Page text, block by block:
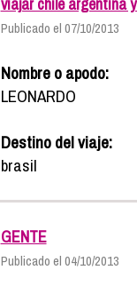
Publicado el 07/10/2013
Nombre o apodo:
LEONARDO
Destino del viaje:
brasil
GENTE
Publicado el 04/10/2013